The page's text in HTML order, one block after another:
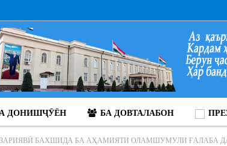
ДОНИШҶӮЁН БА ДОВТАЛАБОН
БАХШИДА БА АҲАМИЯТИ ОЛАМШУМУЛИ ҒАЛАБА